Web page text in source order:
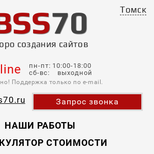
70
создания сайтов
Томск
пн-пт: 10:00-18:00
сб-вс: выходной
Поддержка только по e-mail.
Запрос звонка
НАШИ РАБОТЫ
СТОИМОСТИ